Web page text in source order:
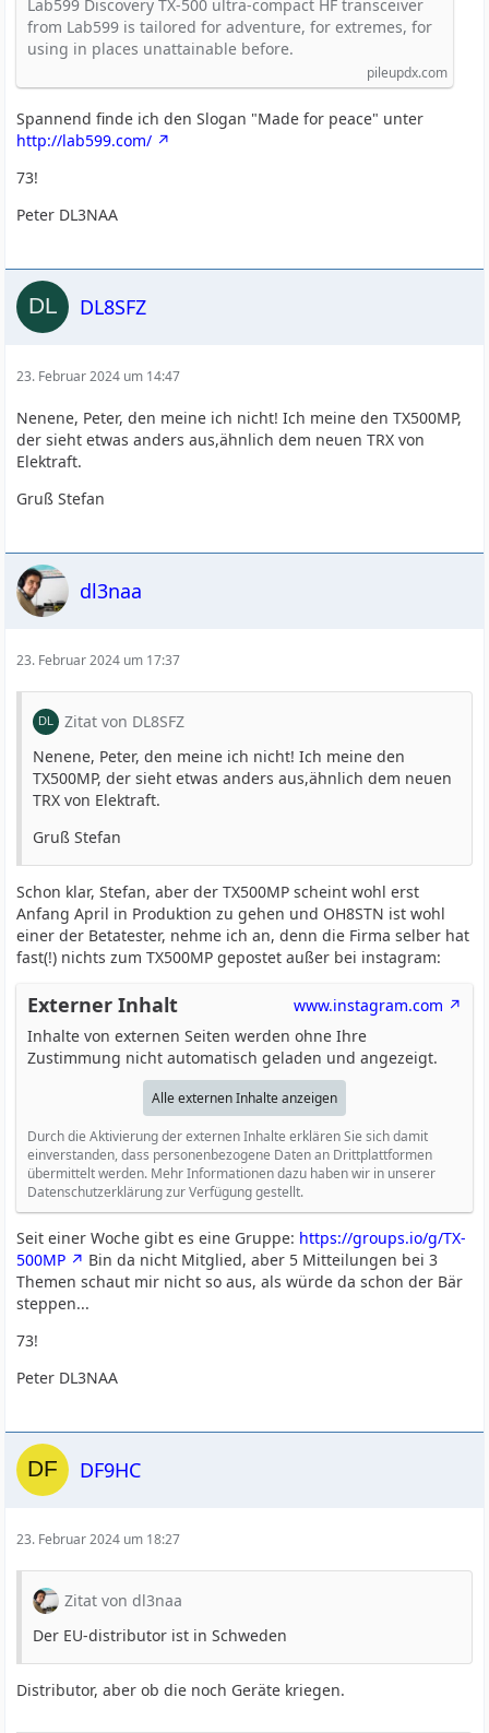
Lab599 Discovery TX-500 ultra-compact HF transceiver
from Lab599 is tailored for adventure, for extremes, for
using in places unattainable before.
pileupdx.com
Spannend finde ich den Slogan "Made for peace" unter
http://lab599.com/
73!
Peter DL3NAA
DL8SFZ
23. Februar 2024 um 14:47
Nenene, Peter, den meine ich nicht! Ich meine den TX500MP,
der sieht etwas anders aus,ähnlich dem neuen TRX von
Elektraft.
Gruß Stefan
dl3naa
23. Februar 2024 um 17:37
Zitat von DL8SFZ
Nenene, Peter, den meine ich nicht! Ich meine den
TX500MP, der sieht etwas anders aus,ähnlich dem neuen
TRX von Elektraft.
Gruß Stefan
Schon klar, Stefan, aber der TX500MP scheint wohl erst
Anfang April in Produktion zu gehen und OH8STN ist wohl
einer der Betatester, nehme ich an, denn die Firma selber hat
fast(!) nichts zum TX500MP gepostet außer bei instagram:
Externer Inhalt
www.instagram.com
Inhalte von externen Seiten werden ohne Ihre
Zustimmung nicht automatisch geladen und angezeigt.
Alle externen Inhalte anzeigen
Durch die Aktivierung der externen Inhalte erklären Sie sich damit
einverstanden, dass personenbezogene Daten an Drittplattformen
übermittelt werden. Mehr Informationen dazu haben wir in unserer
Datenschutzerklärung zur Verfügung gestellt.
Seit einer Woche gibt es eine Gruppe: https://groups.io/g/TX-
500MP
Bin da nicht Mitglied, aber 5 Mitteilungen bei 3
Themen schaut mir nicht so aus, als würde da schon der Bär
steppen...
73!
Peter DL3NAA
DF9HC
23. Februar 2024 um 18:27
Zitat von dl3naa
Der EU-distributor ist in Schweden
Distributor, aber ob die noch Geräte kriegen.